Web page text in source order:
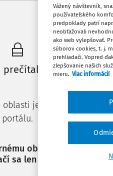
Máte
prečítali len začiatok...
oblasti je dostupný
portálu.
obsahu a získajte
sa len zaregistrovať.
Vážený návštevník,
používateľského
predpoklady patrí
neobťažovali
ako web vylepšovať.
súborov cookies, t. j.
prehliadači. Vopred
zlepšovanie našich
mieru. Viac informácií